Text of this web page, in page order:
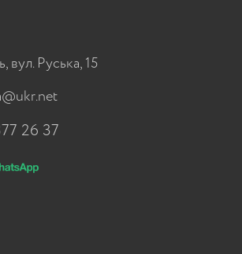
вул. Руська, 15
26 37